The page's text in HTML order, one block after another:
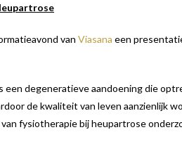
van Viasana een
een degeneratieve aandoening die
de kwaliteit van leven aanzienlijk
fysiotherapie bij heupartrose